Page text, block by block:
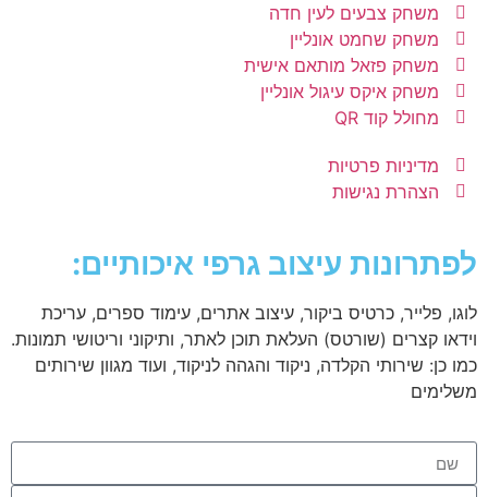
משחק צבעים לעין חדה
משחק שחמט אונליין
משחק פזאל מותאם אישית
משחק איקס עיגול אונליין
מחולל קוד QR
מדיניות פרטיות
הצהרת נגישות
לפתרונות עיצוב גרפי איכותיים:
לוגו, פלייר, כרטיס ביקור, עיצוב אתרים, עימוד ספרים, עריכת
וידאו קצרים (שורטס) העלאת תוכן לאתר, ותיקוני וריטושי תמונות.
כמו כן: שירותי הקלדה, ניקוד והגהה לניקוד, ועוד מגוון שירותים
משלימים